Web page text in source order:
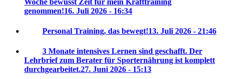
Woche bewusst Zeit für mein Krafttraining
genommen!16. Juli 2026 - 16:34
Personal Training, das bewegt!13. Juli 2026 - 21:46
3 Monate intensives Lernen sind geschafft. Der
Lehrbrief zum Berater für Sporternährung ist komplett
durchgearbeitet.27. Juni 2026 - 15:13